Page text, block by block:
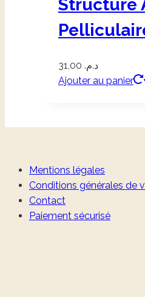
Structure
د.م.
Ajouter au panier
Mentions légales
Conditions générales de
Contact
Paiement sécurisé